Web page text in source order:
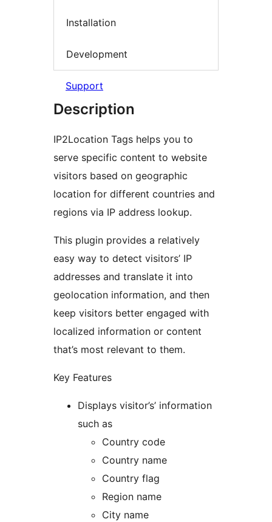
Installation
Development
Support
Description
IP2Location Tags helps you to
serve specific content to website
visitors based on geographic
location for different countries and
regions via IP address lookup.
This plugin provides a relatively
easy way to detect visitors’ IP
addresses and translate it into
geolocation information, and then
keep visitors better engaged with
localized information or content
that’s most relevant to them.
Key Features
Displays visitor’s’ information
such as
Country code
Country name
Country flag
Region name
City name